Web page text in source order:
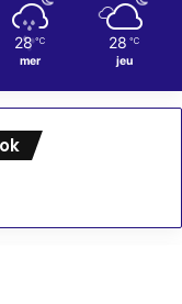
28 ℃
mer
28 ℃
jeu